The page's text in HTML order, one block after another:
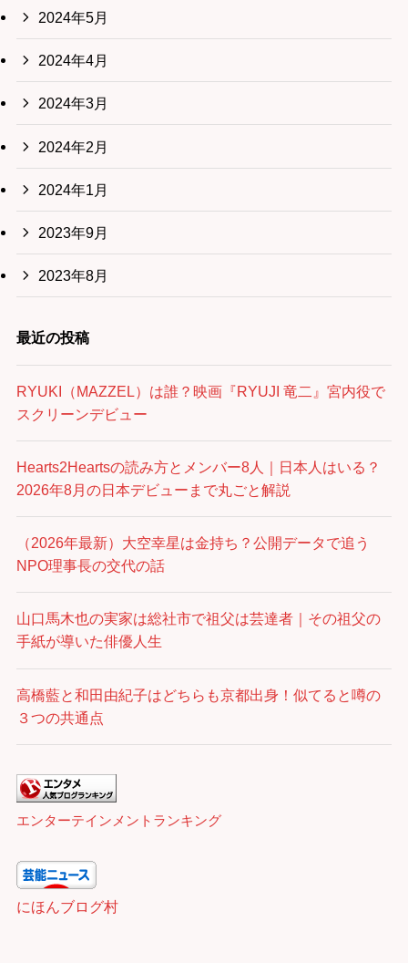
2024年5月
2024年4月
2024年3月
2024年2月
2024年1月
2023年9月
2023年8月
最近の投稿
RYUKI（MAZZEL）は誰？映画『RYUJI 竜二』宮内役で
スクリーンデビュー
Hearts2Heartsの読み方とメンバー8人｜日本人はいる？
2026年8月の日本デビューまで丸ごと解説
（2026年最新）大空幸星は金持ち？公開データで追う
NPO理事長の交代の話
山口馬木也の実家は総社市で祖父は芸達者｜その祖父の
手紙が導いた俳優人生
高橋藍と和田由紀子はどちらも京都出身！似てると噂の
３つの共通点
エンターテインメントランキング
にほんブログ村